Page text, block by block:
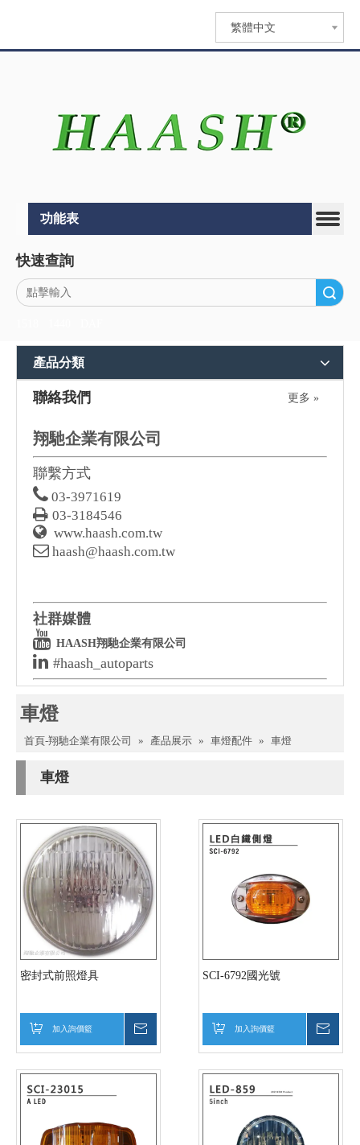
繁體中文
功能表
快速查詢
產品分類
聯絡我們 更多 »
翔馳企業有限公司
聯繫方式
 03-3971619
 03-3184546
 www.haash.com.tw
 haash@haash.com.tw
社群媒體
 HAASH翔馳企業有限公司
 #haash_autoparts
車燈
首頁-翔馳企業有限公司 » 產品展示 » 車燈配件 » 車燈
車燈
密封式前照燈具
加入詢價籃
SCI-6792國光號
加入詢價籃